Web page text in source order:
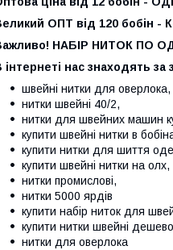
ОПТ від 120 бобін -
НАБІР НИТОК ПО
інтернеті нас знаходять за
швейні нитки для оверлока,
нитки швейні 40/2,
нитки для швейних машин
купити швейні нитки в
купити нитки для шиття
купити швейні нитки на олх,
нитки промислові,
нитки 5000 ярдів
купити набір ниток для
купити нитки швейні дешево
нитки для оверлока